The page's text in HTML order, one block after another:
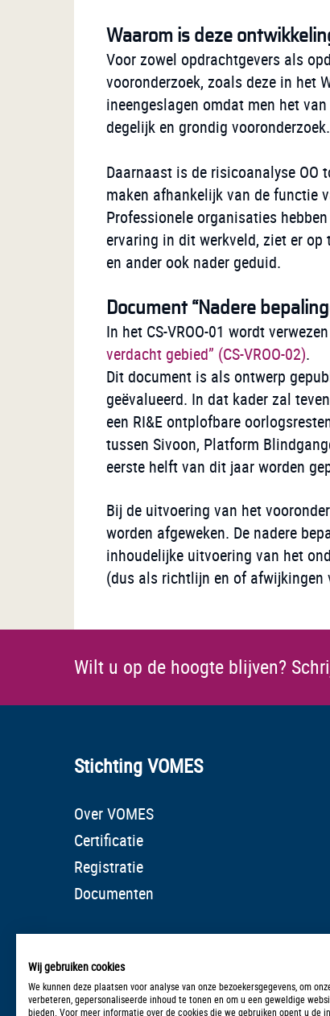
Waarom is deze
Voor zowel opdrachtgevers als
vooronderzoek, zoals deze in het
ineengeslagen omdat men het
degelijk en grondig
Daarnaast is de risicoanalyse OO
maken afhankelijk van de functie
Professionele organisaties
ervaring in dit werkveld, ziet er
en ander ook nader geduid.
Document “Nadere
In het CS-VROO-01 wordt
verdacht gebied” (CS-VROO-02).
Dit document is als ontwerp
geëvalueerd. In dat kader zal
een RI&E ontplofbare
tussen Sivoon, Platform
eerste helft van dit jaar worden
Bij de uitvoering van het
worden afgeweken. De nadere
inhoudelijke uitvoering van het
(dus als richtlijn en of afwijkingen
Wilt u op de hoogte blijven?
Stichting VOMES
Over VOMES
Certificatie
Registratie
Documenten
Wij gebruiken cookies
We kunnen deze plaatsen voor analyse van onze bezoekersgegevens, om
verbeteren, gepersonaliseerde inhoud te tonen en om u een geweldige
bieden. Voor meer informatie over de cookies die we gebruiken opent u de